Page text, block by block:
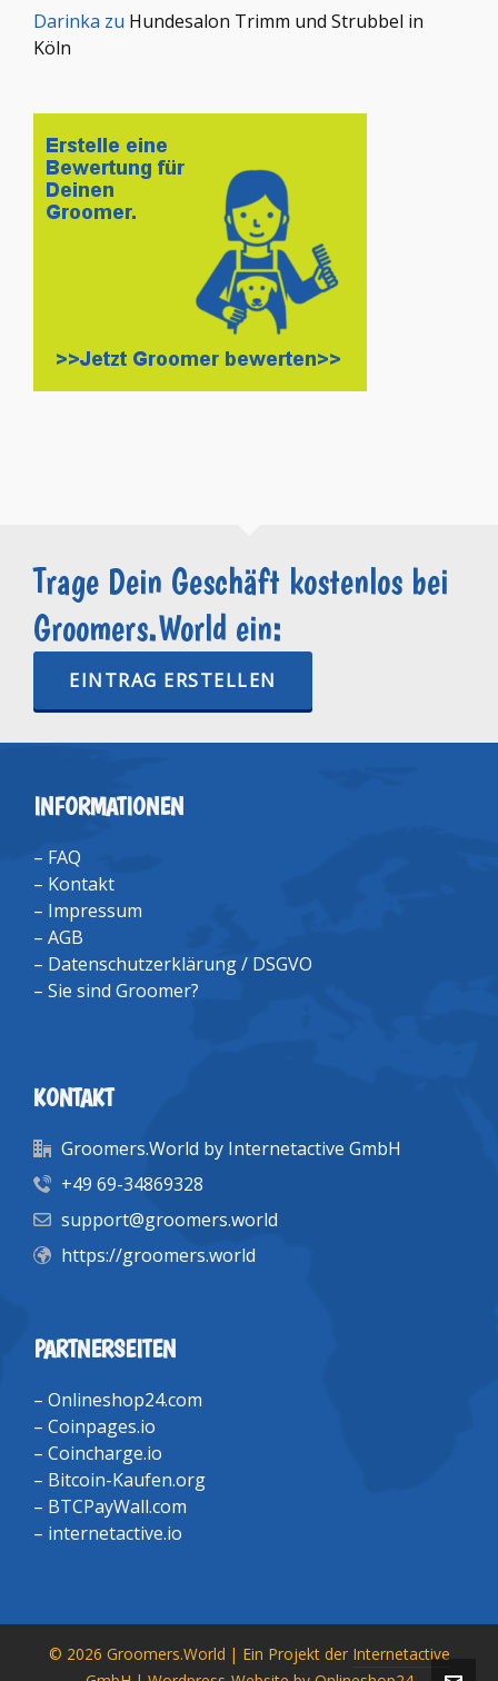
Darinka zu Hundesalon Trimm und Strubbel in
Köln
Trage Dein Geschäft kostenlos bei
Groomers.World ein:
EINTRAG ERSTELLEN
INFORMATIONEN
– FAQ
– Kontakt
– Impressum
– AGB
– Datenschutzerklärung / DSGVO
– Sie sind Groomer?
KONTAKT
Groomers.World by Internetactive GmbH
+49 69-34869328
support@groomers.world
https://groomers.world
PARTNERSEITEN
– Onlineshop24.com
– Coinpages.io
– Coincharge.io
– Bitcoin-Kaufen.org
– BTCPayWall.com
– internetactive.io
© 2026 Groomers.World | Ein Projekt der Internetactive